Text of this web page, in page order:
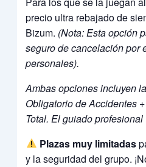
precio ultra rebajado de
Bizum. (Nota: Esta opción
seguro de cancelación por
personales).
Ambas opciones incluyen
Obligatorio de Accidentes
Total. El guiado
Plazas muy limitadas
y la seguridad del grupo.